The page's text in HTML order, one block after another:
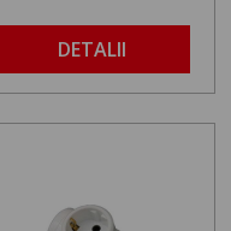
DETALII